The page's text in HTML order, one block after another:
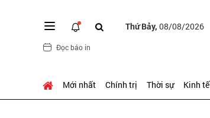
Thứ Bảy, 08/08/2026
Đọc báo in
Mới nhất Chính trị Thời sự Kinh tế